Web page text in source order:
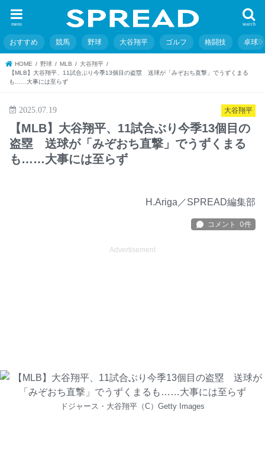
search
menu
おすすめ 競馬 野球 大谷翔平 ゴルフ 格闘技 卓球
HOME 野球 MLB
大谷翔平
【MLB】大谷翔平、11試合ぶり今季13個目の盗塁 送球が「みぞおち直撃」でうずくまる
も……大事には至らず
大谷翔平
2025.07.19
【MLB】大谷翔平、11試合ぶり今季13個目の
盗塁 送球が「みぞおち直撃」でうずくまる
も……大事には至らず
H.Ariga／SPREAD編集部
Advertisement
ドジャース・大谷翔平（C）Getty Images